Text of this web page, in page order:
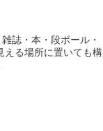
誌・本・段ボール・
える場所に置いても構